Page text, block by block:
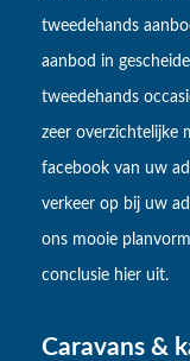
tweedehands
aanbod in
tweedehands
zeer overzichtelijke
facebook van uw
verkeer op bij uw
ons mooie
conclusie hier uit.
Caravans &